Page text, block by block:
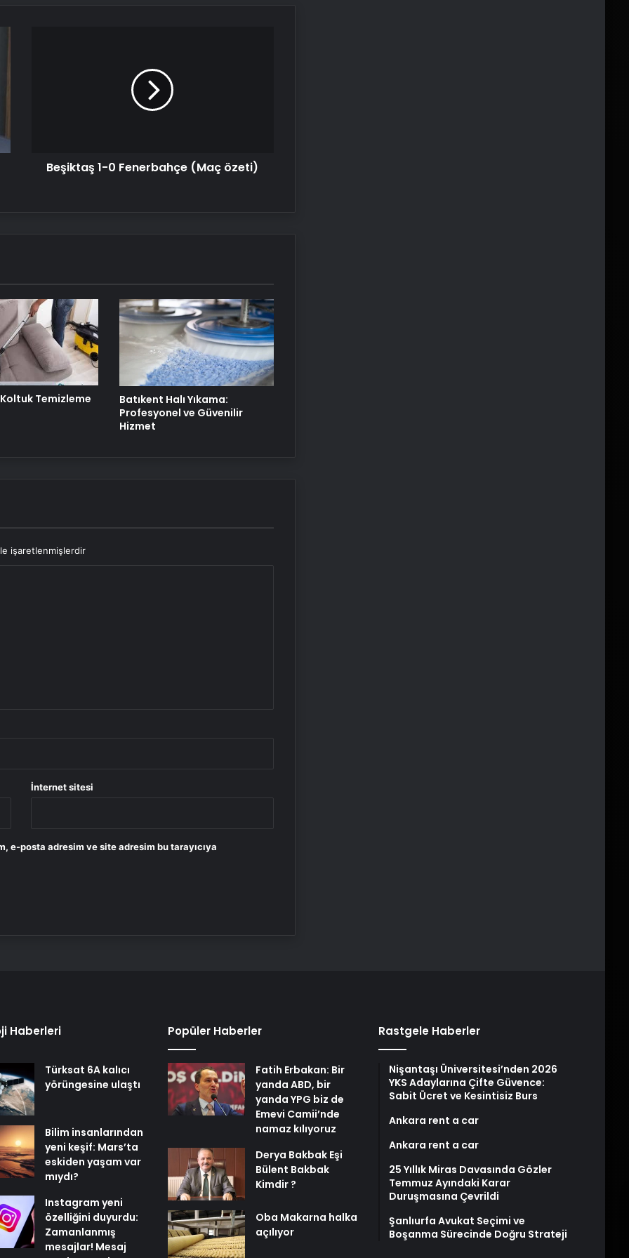
Nişantaşı Üniversitesi’nden 2026 YKS
Adaylarına Çifte Güvence: Sabit
Ankara rent a car
Şanlıurfa Avukat Seçimi ve
Boşanma Sürecinde Doğru Strateji
Beşiktaş 1-0 Fenerbahçe (Maç özeti)
Temizleme
Batıkent Halı Yıkama:
Profesyonel ve Güvenilir
Hizmet
işaretlenmişlerdir
İnternet sitesi
e-posta adresim ve site adresim bu tarayıcıya
Haberleri
Türksat 6A kalıcı
yörüngesine ulaştı
Bilim insanlarından
yeni keşif: Mars’ta
eskiden yaşam var
mıydı?
Instagram yeni
özelliğini duyurdu:
Zamanlanmış
mesajlar! Mesaj
Popüler Haberler
Fatih Erbakan: Bir
yanda ABD, bir
yanda YPG biz de
Emevi Camii’nde
namaz kılıyoruz
Derya Bakbak Eşi
Bülent Bakbak
Kimdir ?
Oba Makarna halka
açılıyor
Rastgele Haberler
Nişantaşı Üniversitesi’nden 2026
YKS Adaylarına Çifte Güvence:
Sabit Ücret ve Kesintisiz Burs
Ankara rent a car
Ankara rent a car
25 Yıllık Miras Davasında Gözler
Temmuz Ayındaki Karar
Duruşmasına Çevrildi
Şanlıurfa Avukat Seçimi ve
Boşanma Sürecinde Doğru Strateji